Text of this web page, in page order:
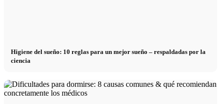
Higiene del sueño: 10 reglas para un mejor sueño – respaldadas por la
ciencia